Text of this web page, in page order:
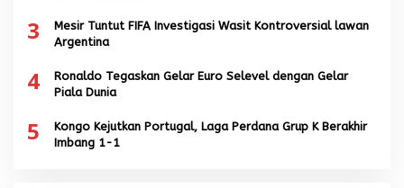
3
Mesir Tuntut FIFA Investigasi Wasit Kontroversial lawan
Argentina
4
Ronaldo Tegaskan Gelar Euro Selevel dengan Gelar
Piala Dunia
5
Kongo Kejutkan Portugal, Laga Perdana Grup K Berakhir
Imbang 1-1